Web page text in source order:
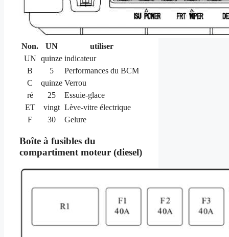
Non. UN
utiliser
UN quinze indicateur
B
5
Performances du BCM
C
quinze Verrou
ré
25
Essuie-glace
ET
vingt Lève-vitre électrique
F
30 Gelure
Boîte à fusibles du
compartiment moteur (diesel)